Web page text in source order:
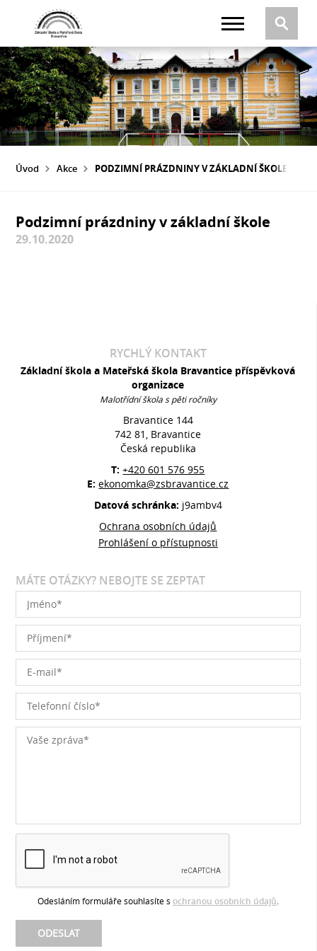
Úvod Akce PODZIMNÍ PRÁZDNINY V ZÁKLADNÍ ŠKOLE
Podzimní prázdniny v základní škole
29.10.2020
RYCHLÝ KONTAKT
Základní škola a Mateřská škola Bravantice příspěvková
organizace
Malotřídní škola s pěti ročníky
Bravantice 144
742 81, Bravantice
Česká republika
T:+420 601 576 955
E:ekonomka@zsbravantice.cz
Datová schránka: j9ambv4
Ochrana osobních údajů
Prohlášení o přístupnosti
MÁTE OTÁZKY? NEBOJTE SE ZEPTAT
Odesláním formuláře souhlasíte s ochranou osobních údajů